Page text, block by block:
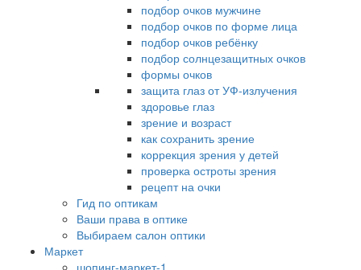
подбор очков мужчине
подбор очков по форме лица
подбор очков ребёнку
подбор солнцезащитных очков
формы очков
защита глаз от УФ-излучения
здоровье глаз
зрение и возраст
как сохранить зрение
коррекция зрения у детей
проверка остроты зрения
рецепт на очки
Гид по оптикам
Ваши права в оптике
Выбираем салон оптики
Маркет